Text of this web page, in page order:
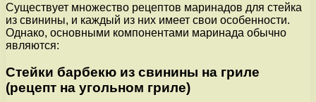
Существует множество рецептов маринадов для стейка
из свинины, и каждый из них имеет свои особенности.
Однако, основными компонентами маринада обычно
являются:
Стейки барбекю из свинины на гриле
(рецепт на угольном гриле)